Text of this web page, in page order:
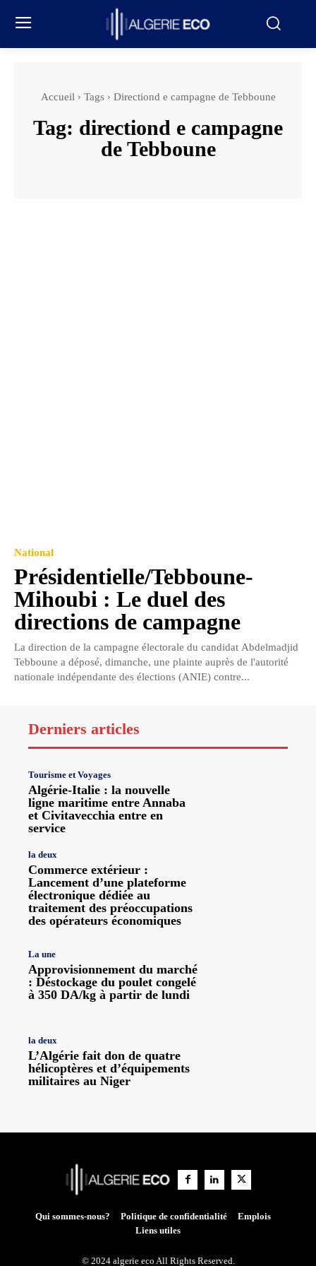
Accueil Tags Directiond e campagne de Tebboune
Tag: directiond e campagne
de Tebboune
National
Présidentielle/Tebboune-
Mihoubi : Le duel des
directions de campagne
La direction de la campagne électorale du candidat Abdelmadjid
Tebboune a déposé, dimanche, une plainte auprès de l'autorité
nationale indépendante des élections (ANIE) contre...
Derniers articles
Tourisme et Voyages
Algérie-Italie : la nouvelle
ligne maritime entre Annaba
et Civitavecchia entre en
service
la deux
Commerce extérieur :
Lancement d’une plateforme
électronique dédiée au
traitement des préoccupations
des opérateurs économiques
La une
Approvisionnement du marché
: Déstockage du poulet congelé
à 350 DA/kg à partir de lundi
la deux
L’Algérie fait don de quatre
hélicoptères et d’équipements
militaires au Niger
Qui sommes-nous? Politique de confidentialité
Emplois
Liens utiles
© 2024 algerie eco All Rights Reserved.